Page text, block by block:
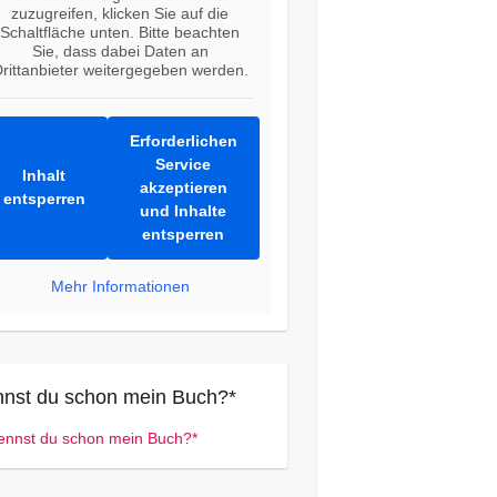
zuzugreifen, klicken Sie auf die
Schaltfläche unten. Bitte beachten
Sie, dass dabei Daten an
weitergegeben werden.
Inhalt
entsperren
Erforderlichen
Service
akzeptieren
und Inhalte
entsperren
Mehr Informationen
du schon mein Buch?*